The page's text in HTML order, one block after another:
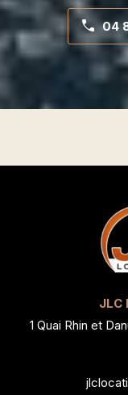
04
JLC
1 Quai Rhin et